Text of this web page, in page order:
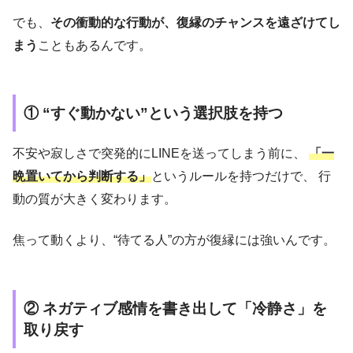
でも、 その衝動的な行動が、復縁のチャンスを遠ざけてし
まう こともあるんです。
① “すぐ動かない”という選択肢を持つ
不安や寂しさで突発的にLINEを送ってしまう前に、 「一
晩置いてから判断する」というルールを持つだけで、 行
動の質が大きく変わります。
焦って動くより、“待てる人”の方が復縁には強いんです。
② ネガティブ感情を書き出して「冷静さ」を
取り戻す